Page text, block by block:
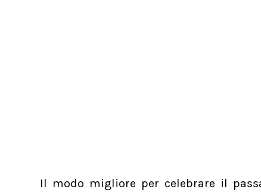
Il modo migliore per celebrare il